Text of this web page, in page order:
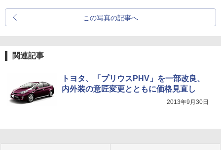
この写真の記事へ
関連記事
トヨタ、「プリウスPHV」を一部改良、
内外装の意匠変更とともに価格見直し
2013年9月30日